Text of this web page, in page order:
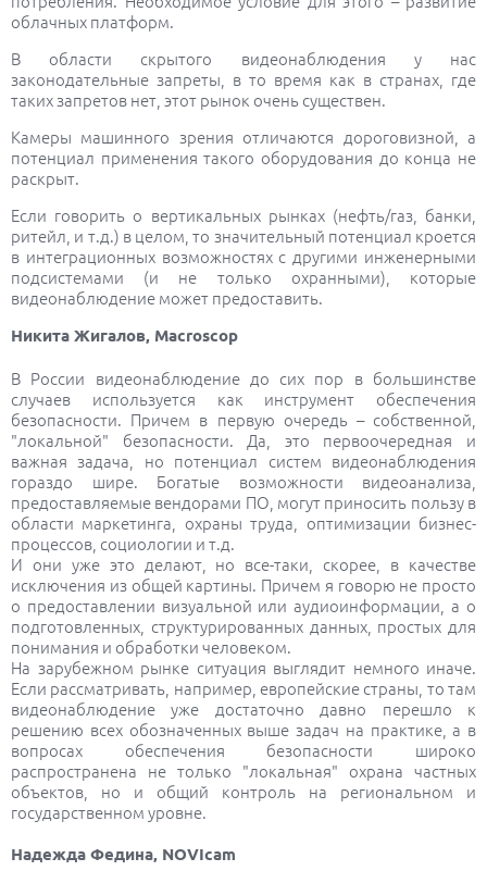
облачных платформ.
В области скрытого видеонаблюдения у нас
законодательные запреты, в то время как в странах, где
таких запретов нет, этот рынок очень существен.
Камеры машинного зрения отличаются дороговизной, а
потенциал применения такого оборудования до конца не
раскрыт.
Если говорить о вертикальных рынках (нефть/газ, банки,
ритейл, и т.д.) в целом, то значительный потенциал кроется
в интеграционных возможностях с другими инженерными
подсистемами (и не только охранными), которые
видеонаблюдение может предоставить.
Никита Жигалов, Macroscop
В России видеонаблюдение до сих пор в большинстве
случаев используется как инструмент обеспечения
безопасности. Причем в первую очередь – собственной,
"локальной" безопасности. Да, это первоочередная и
важная задача, но потенциал систем видеонаблюдения
гораздо шире. Богатые возможности видеоанализа,
предоставляемые вендорами ПО, могут приносить пользу в
области маркетинга, охраны труда, оптимизации бизнес-
процессов, социологии и т.д.
И они уже это делают, но все-таки, скорее, в качестве
исключения из общей картины. Причем я говорю не просто
о предоставлении визуальной или аудиоинформации, а о
подготовленных, структурированных данных, простых для
понимания и обработки человеком.
На зарубежном рынке ситуация выглядит немного иначе.
Если рассматривать, например, европейские страны, то там
видеонаблюдение уже достаточно давно перешло к
решению всех обозначенных выше задач на практике, а в
вопросах обеспечения безопасности широко
распространена не только "локальная" охрана частных
объектов, но и общий контроль на региональном и
государственном уровне.
Надежда Федина, NOVIcam